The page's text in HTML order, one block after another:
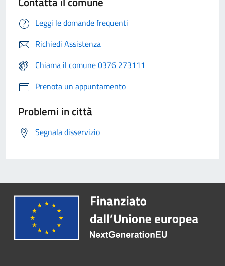
Leggi le domande frequenti
Richiedi Assistenza
Chiama il comune 0376 273111
Prenota un appuntamento
Problemi in città
Segnala disservizio